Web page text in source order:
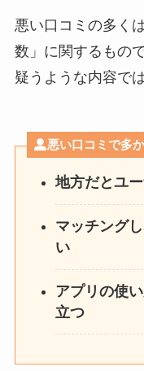
悪い口コミの多く
数」に関するもの
疑うような内容で
悪い口コミで多
地方だとユ
マッチング
い
アプリの使
立つ